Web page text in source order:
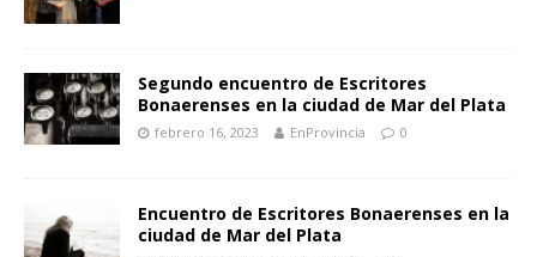
Segundo encuentro de Escritores
Bonaerenses en la ciudad de Mar del Plata
febrero 16, 2023 EnProvincia 0
Encuentro de Escritores Bonaerenses en la
ciudad de Mar del Plata